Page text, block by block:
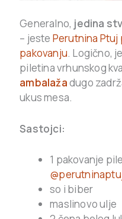
Generalno, jedina
– jeste Perutnina Ptuj
pakovanju. Logično,
piletina vrhunskog
ambalažadugo
ukus mesa.
Sastojci:
1 pakovanje
so i biber
maslinovo ulje